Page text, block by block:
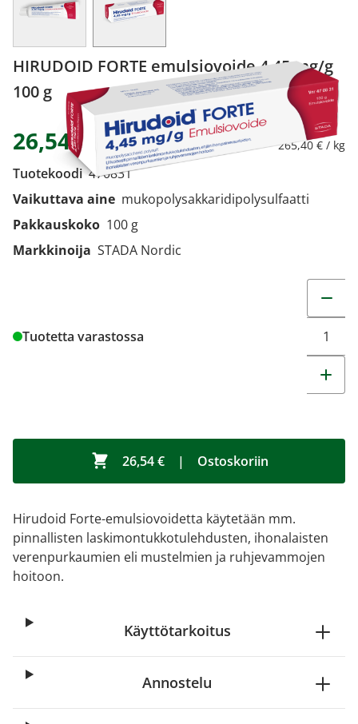
HIRUDOID FORTE emulsiovoide 4,45 mg/g
100 g
26,54 € 265,40 € / kg
Tuotekoodi 470831
Vaikuttava aine mukopolysakkaridipolysulfaatti
Pakkauskoko 100 g
Markkinoija STADA Nordic
Tuotetta varastossa
26,54 € | Ostoskoriin
Hirudoid Forte-emulsiovoidetta käytetään mm.
pinnallisten laskimontukkotulehdusten, ihonalaisten
verenpurkaumien eli mustelmien ja ruhjevammojen
hoitoon.
Käyttötarkoitus
Annostelu